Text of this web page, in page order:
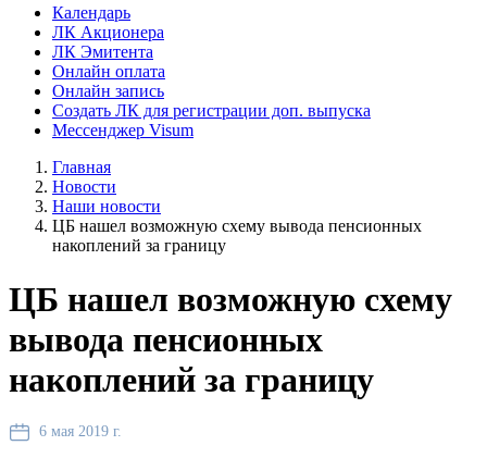
Календарь
ЛК Акционера
ЛК Эмитента
Онлайн оплата
Онлайн запись
Создать ЛК для регистрации доп. выпуска
Мессенджер Visum
Главная
Новости
Наши новости
ЦБ нашел возможную схему вывода пенсионных
накоплений за границу
ЦБ нашел возможную схему
вывода пенсионных
накоплений за границу
6 мая 2019 г.